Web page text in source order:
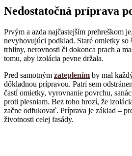
Nedostatočná príprava
Prvým a azda najčastejším prehreškom
nevyhovujúci podklad. Staré omietky so
trhliny, nerovnosti či dokonca prach a
tomu, aby izolácia pevne držala.
Pred samotným zateplením by mal
dôkladnou prípravou. Patrí sem
častí omietky, vyrovnanie povrchu,
proti plesniam. Bez toho hrozí, že
začne odfukovať. Príprava je základ –
životnosti celej fasády.